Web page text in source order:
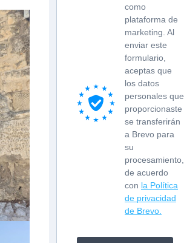
como
plataforma de
marketing. Al
enviar este
formulario,
aceptas que
los datos
personales que
proporcionaste
se transferirán
a Brevo para
su
procesamiento,
de acuerdo
con la Política
de privacidad
de Brevo.